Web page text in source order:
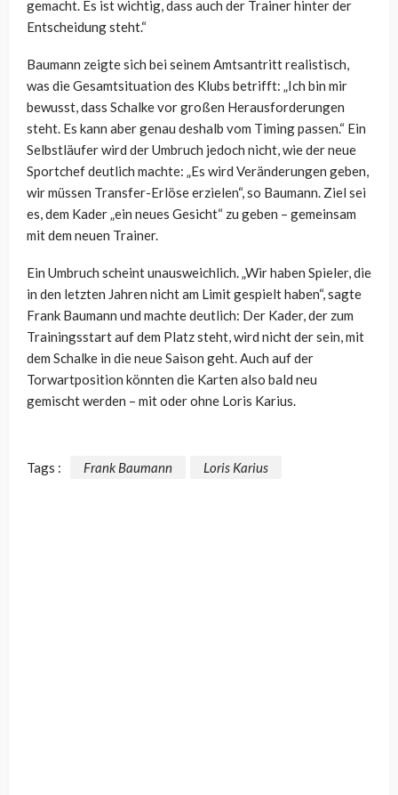
gemacht. Es ist wichtig, dass auch der Trainer hinter der
Entscheidung steht.“
Baumann zeigte sich bei seinem Amtsantritt realistisch,
was die Gesamtsituation des Klubs betrifft: „Ich bin mir
bewusst, dass Schalke vor großen Herausforderungen
steht. Es kann aber genau deshalb vom Timing passen.“ Ein
Selbstläufer wird der Umbruch jedoch nicht, wie der neue
Sportchef deutlich machte: „Es wird Veränderungen geben,
wir müssen Transfer-Erlöse erzielen“, so Baumann. Ziel sei
es, dem Kader „ein neues Gesicht“ zu geben – gemeinsam
mit dem neuen Trainer.
Ein Umbruch scheint unausweichlich. „Wir haben Spieler, die
in den letzten Jahren nicht am Limit gespielt haben“, sagte
Frank Baumann und machte deutlich: Der Kader, der zum
Trainingsstart auf dem Platz steht, wird nicht der sein, mit
dem Schalke in die neue Saison geht. Auch auf der
Torwartposition könnten die Karten also bald neu
gemischt werden – mit oder ohne Loris Karius.
Tags : Frank Baumann Loris Karius